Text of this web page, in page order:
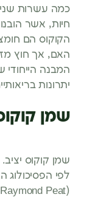
כמה עשרות
הקוקוס הם
האם, אך חוץ
המבנה
יתרונות
שמן
שמן קוקוס יציב.
לפי הפסיכולוג